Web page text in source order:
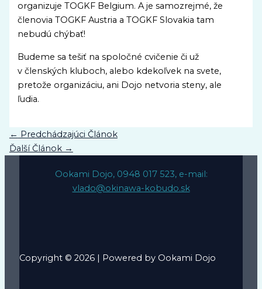
organizuje TOGKF Belgium. A je samozrejmé, že
členovia TOGKF Austria a TOGKF Slovakia tam
nebudú chýbať!
Budeme sa tešiť na spoločné cvičenie či už
v členských kluboch, alebo kdekoľvek na svete,
pretože organizáciu, ani Dojo netvoria steny, ale
ľudia.
← Predchádzajúci Článok
Ďalší Článok →
Ookami Dojo, 0948 017 523, e-mail:
vlado@okinawa-kobudo.sk
Copyright © 2026 | Powered by Ookami Dojo